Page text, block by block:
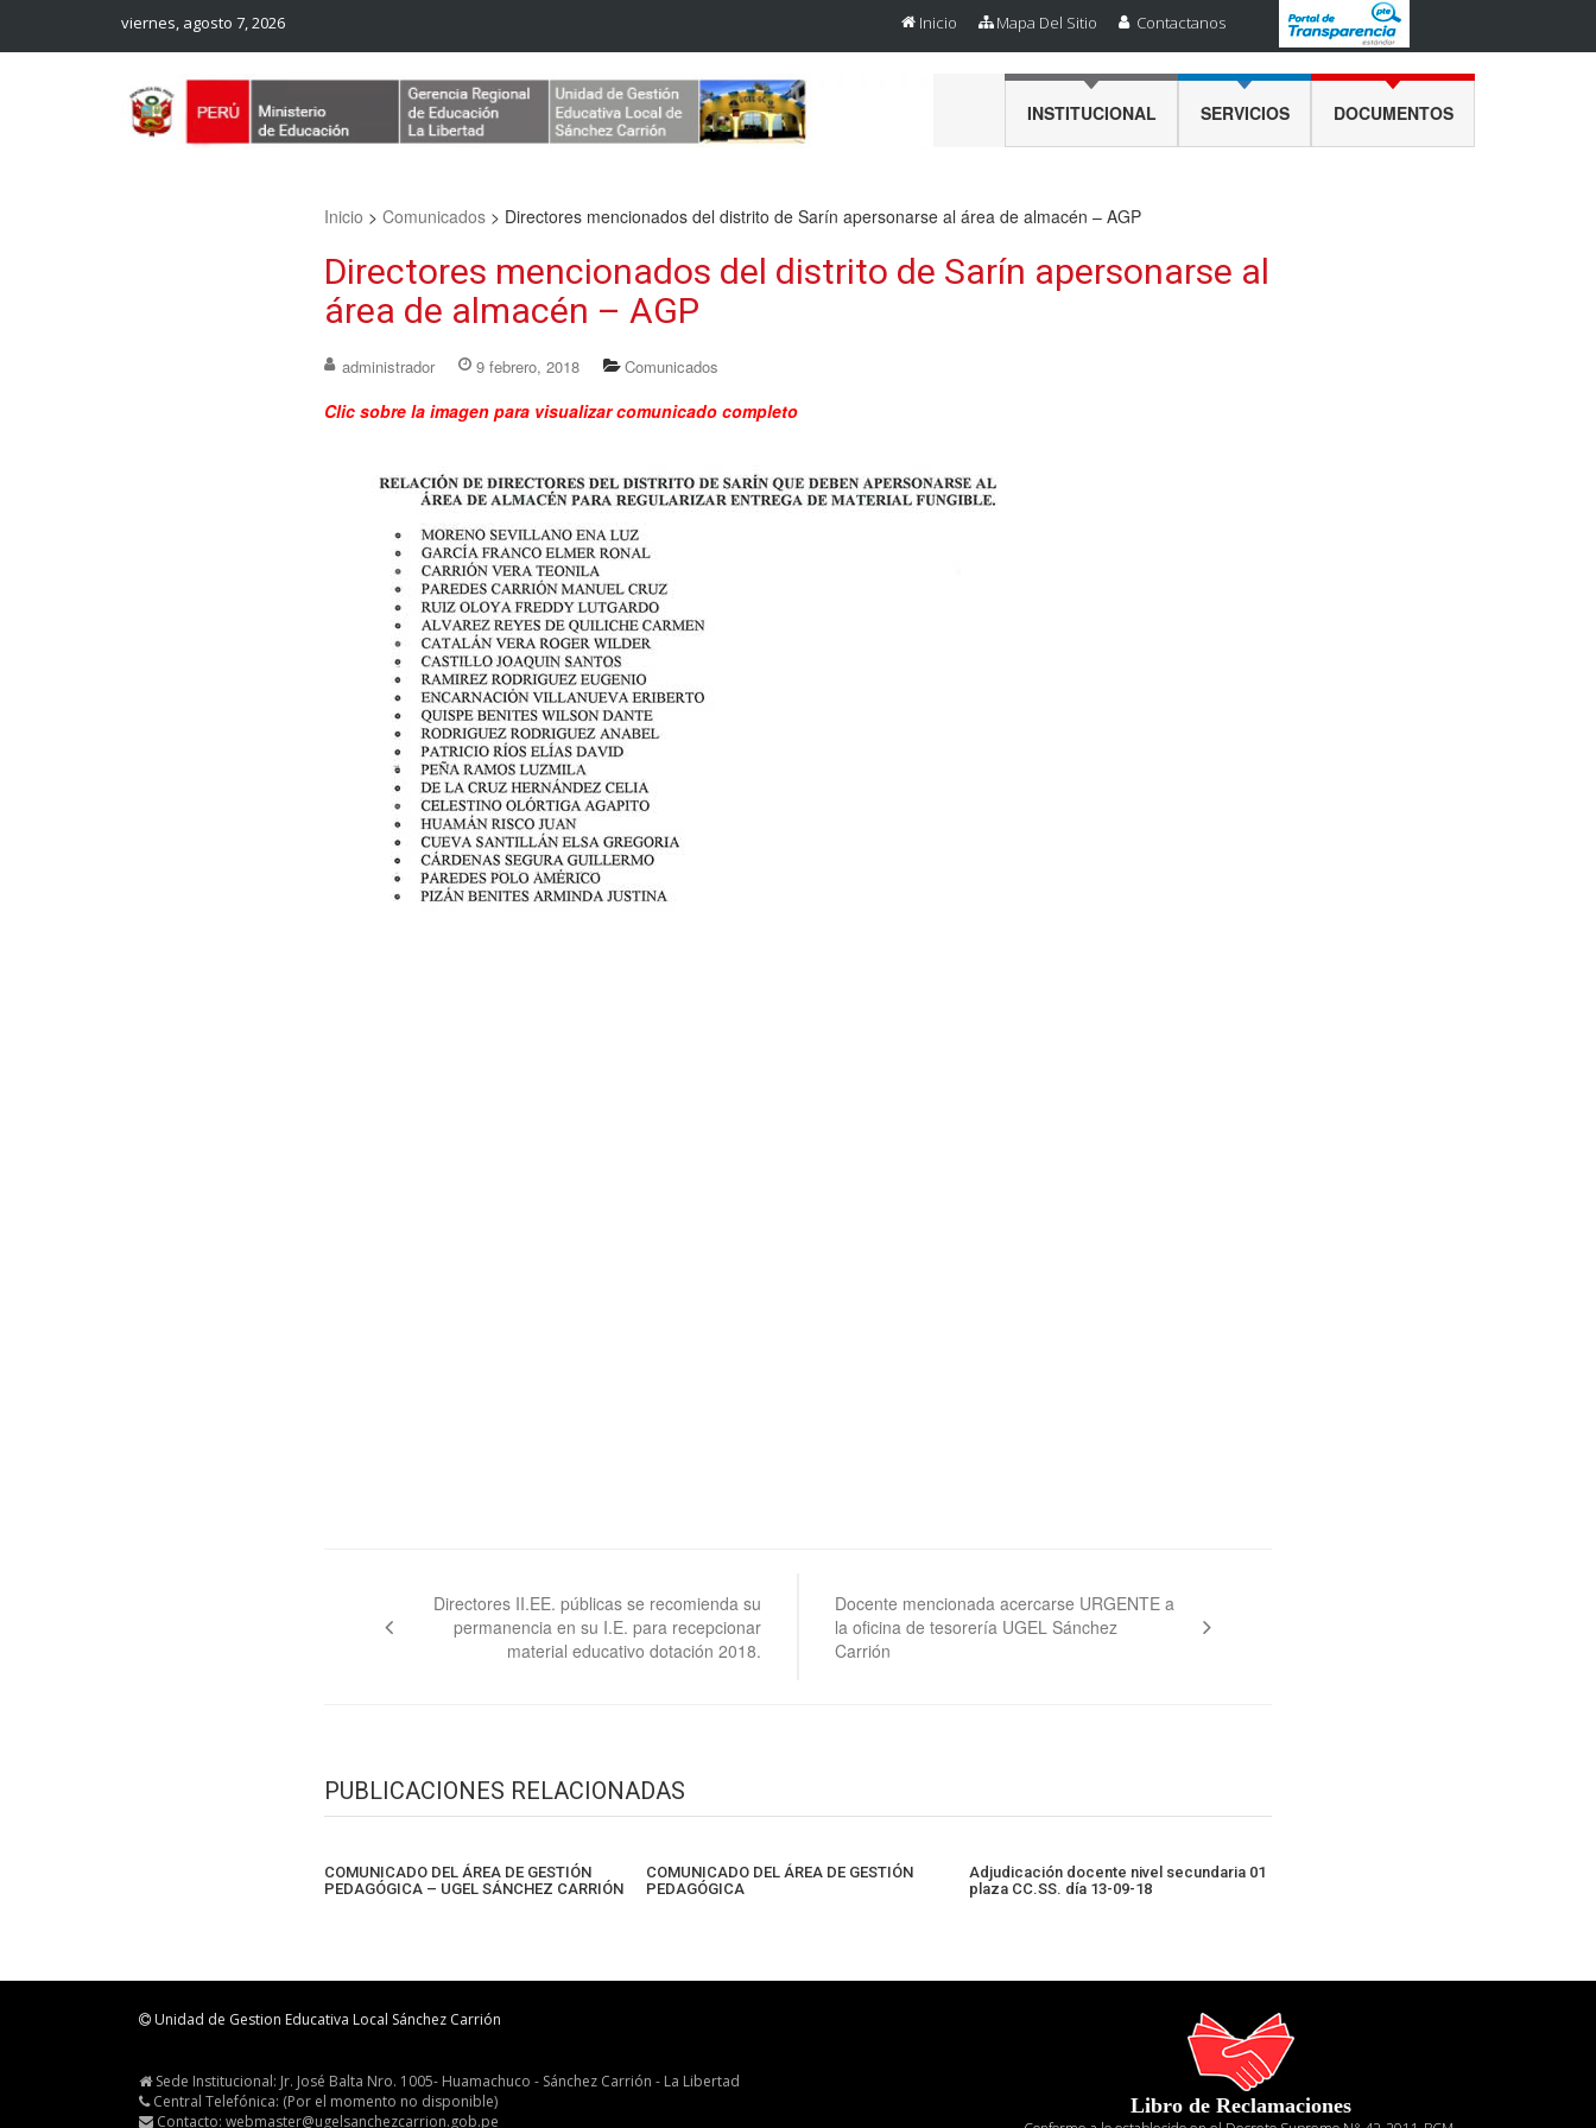
viernes, agosto 7, 2026 Inicio Mapa Del Sitio Contactanos
INSTITUCIONAL SERVICIOS DOCUMENTOS
Inicio > Comunicados > Directores mencionados del distrito de Sarín apersonarse al área de almacén – AGP
Directores mencionados del distrito de Sarín apersonarse al
área de almacén – AGP
administrador 9 febrero, 2018 Comunicados
Clic sobre la imagen para visualizar comunicado completo
entradas
Directores II.EE. públicas se recomienda su
permanencia en su I.E. para recepcionar
material educativo dotación 2018.
Docente mencionada acercarse URGENTE a
la oficina de tesorería UGEL Sánchez
Carrión
PUBLICACIONES RELACIONADAS
COMUNICADO DEL ÁREA DE GESTIÓN
PEDAGÓGICA – UGEL SÁNCHEZ CARRIÓN
COMUNICADO DEL ÁREA DE GESTIÓN
PEDAGÓGICA
Adjudicación docente nivel secundaria 01
plaza CC.SS. día 13-09-18
Unidad de Gestion Educativa Local Sánchez Carrión
Sede Institucional: Jr. José Balta Nro. 1005- Huamachuco - Sánchez Carrión - La Libertad
Central Telefónica: (Por el momento no disponible)
Contacto: webmaster@ugelsanchezcarrion.gob.pe
Libro de Reclamaciones